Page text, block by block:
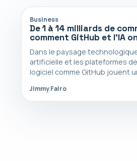
Business
De 1 à 14 milliards de
comment GitHub et l’IA
Dans le paysage
artificielle et les plateformes
logiciel comme GitHub jouent
Jimmy Falro